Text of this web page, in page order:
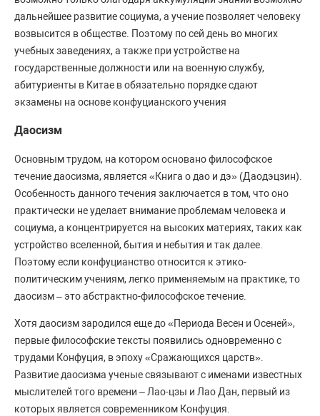
дальнейшее развитие социума, а учение позволяет человеку
возвысится в обществе. Поэтому по сей день во многих
учебных заведениях, а также при устройстве на
государственные должности или на военную службу,
абитуриенты в Китае в обязательно порядке сдают
экзамены на основе конфуцианского учения
Даосизм
Основным трудом, на котором основано философское
течение даосизма, является «Книга о дао и дэ» (Даодэцзин).
Особенность данного течения заключается в том, что оно
практически не уделает внимание проблемам человека и
социума, а концентрируется на высоких материях, таких как
устройство вселенной, бытия и небытия и так далее.
Поэтому если конфуцианство относится к этико-
политическим учениям, легко применяемым на практике, то
даосизм – это абстрактно-философское течение.
Хотя даосизм зародился еще до «Периода Весен и Осеней»,
первые философские тексты появились одновременно с
трудами Конфуция, в эпоху «Сражающихся царств».
Развитие даосизма ученые связывают с именами известных
мыслителей того времени – Лао-цзы и Лао Дан, первый из
которых является современником Конфуция.